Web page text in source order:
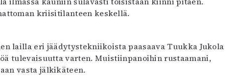
kriisitilanteen keskellä.
lailla eri jäädytystekniikoista paasaava Tuukka Jukola
tulevaisuutta varten. Muistiinpanoihin rustaamani,
vasta jälkikäteen.